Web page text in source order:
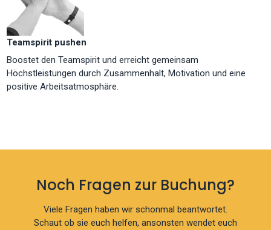
Teamspirit pushen
Boostet den Teamspirit und erreicht gemeinsam
Höchstleistungen durch Zusammenhalt, Motivation und eine
positive Arbeitsatmosphäre.
Noch Fragen zur Buchung?
Viele Fragen haben wir schonmal beantwortet.
Schaut ob sie euch helfen, ansonsten wendet euch